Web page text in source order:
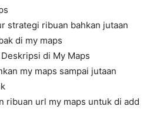
strategi ribuan bahkan jutaan
di my maps
di My Maps
my maps sampai jutaan
ribuan url my maps untuk di add